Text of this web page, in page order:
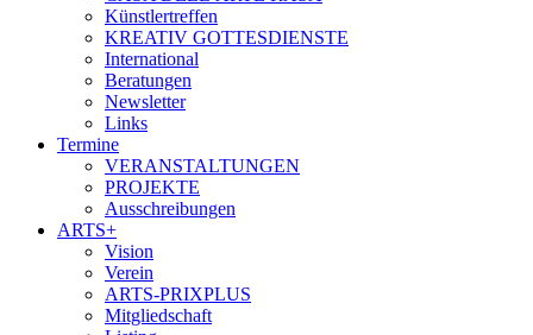
Künstlertreffen
KREATIV GOTTESDIENSTE
International
Beratungen
Newsletter
Links
Termine
VERANSTALTUNGEN
PROJEKTE
Ausschreibungen
ARTS+
Vision
Verein
ARTS-PRIXPLUS
Mitgliedschaft